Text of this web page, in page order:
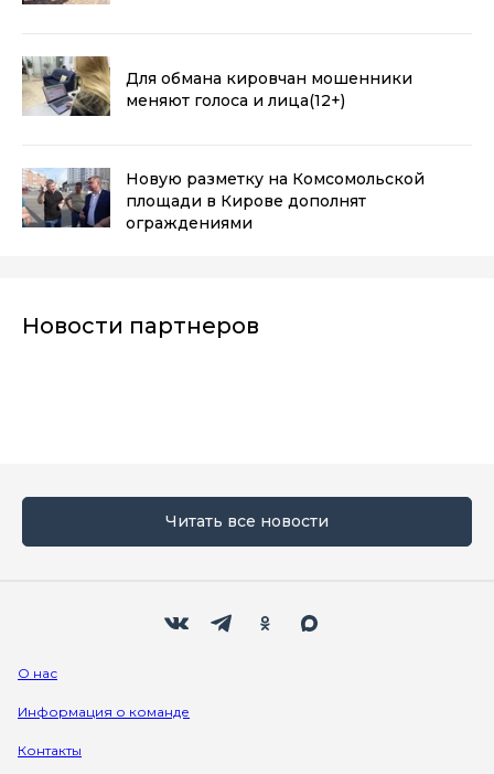
Для обмана кировчан мошенники
меняют голоса и лица(12+)
Новую разметку на Комсомольской
площади в Кирове дополнят
ограждениями
Новости партнеров
Читать все новости
О нас
Информация о команде
Контакты